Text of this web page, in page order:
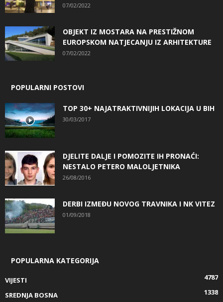
07/02/2022
OBJEKT IZ MOSTARA NA PRESTIŽNOM
EUROPSKOM NATJECANJU IZ ARHITEKTURE
07/02/2022
POPULARNI POSTOVI
TOP 30+ NAJATRAKTIVNIJIH LOKACIJA U BIH
30/03/2017
DJELITE DALJE I POMOZITE IH PRONAĆI:
NESTALO PETERO MALOLJETNIKA
26/08/2016
DERBI IZMEĐU NOVOG TRAVNIKA I NK VITEZ
01/09/2018
POPULARNA KATEGORIJA
VIJESTI
4787
SREDNJA BOSNA
1338